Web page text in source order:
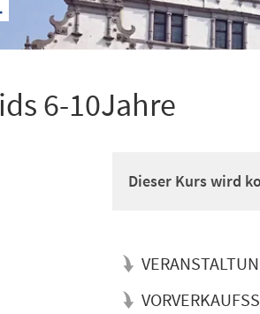
6-10Jahre
Dieser Kurs wird